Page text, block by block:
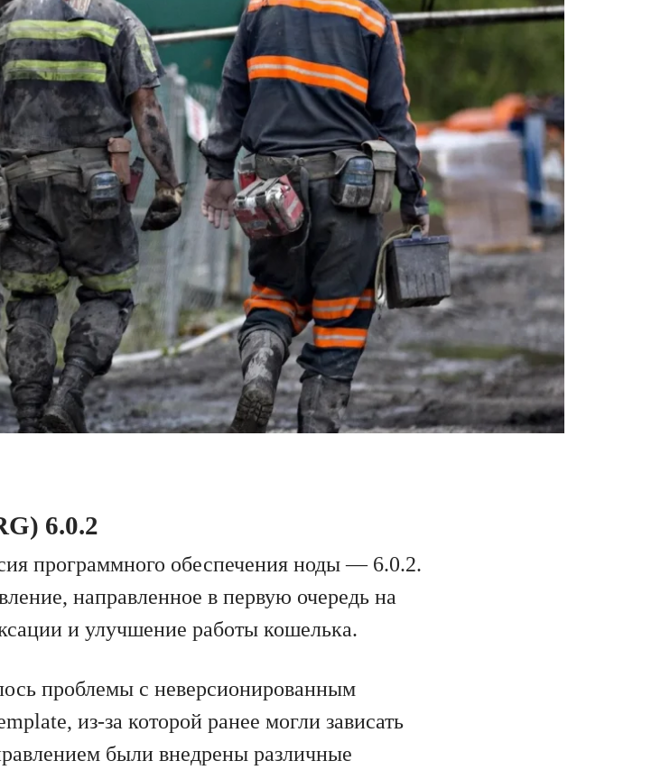
6.0.2
программного обеспечения ноды — 6.0.2.
направленное в первую очередь на
и улучшение работы кошелька.
проблемы с неверсионированным
из-за которой ранее могли зависать
были внедрены различные